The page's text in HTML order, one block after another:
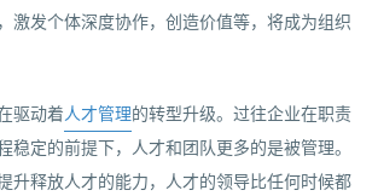
激发个体深度协作，创造价值等，将成为组织
驱动着 人才管理的转型升级。过往企业在职责
稳定的前提下，人才和团队更多的是被管理。
升释放人才的能力，人才的领导比任何时候都